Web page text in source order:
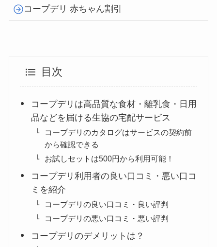
コープデリ 赤ちゃん割引
目次
コープデリは高品質な食材・離乳食・日用
品などを届ける生協の宅配サービス
コープデリのカタログはサービスの契約前
から確認できる
お試しセットは500円から利用可能！
コープデリ利用者の良い口コミ・悪い口コ
ミを紹介
コープデリの良い口コミ・良い評判
コープデリの悪い口コミ・悪い評判
コープデリのデメリットは？